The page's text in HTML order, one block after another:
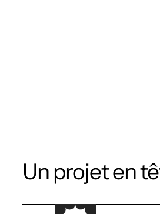
Un projet en